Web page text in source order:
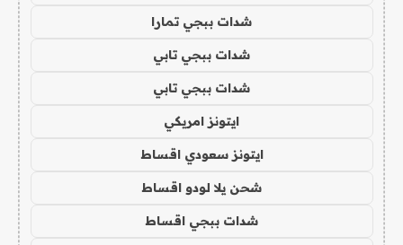
شدات ببجي تمارا
شدات ببجي تابي
شدات ببجي تابي
ايتونز امريكي
ايتونز سعودي اقساط
شحن يلا لودو اقساط
شدات ببجي اقساط